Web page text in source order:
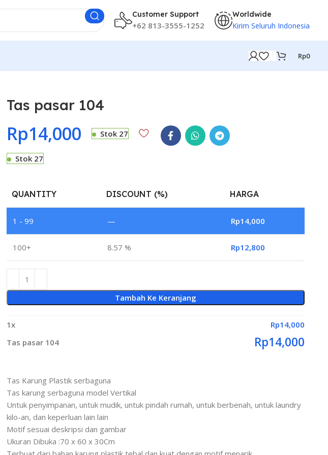
Customer Support
+62 813-3555-1252
Worldwide
Kirim Seluruh Indonesia
Rp0
Tas pasar 104
Rp14,000 Stok 27
Stok 27
QUANTITY DISCOUNT (%) HARGA
1 - 99 — Rp14,000
100+ 8.57 % Rp12,800
Tambah Ke Keranjang
1x Rp14,000
Tas pasar 104
Rp14,000
Tas Karung Plastik serbaguna
Tas karung serbaguna model Vertikal
Untuk penyimpanan, untuk mudik, untuk pindah rumah, untuk berbenah, untuk laundry
kilo-an, dan keperluan lain lain
Motif sesuai deskripsi dan gambar
Ukuran Dibuka :70 x 60 x 30Cm